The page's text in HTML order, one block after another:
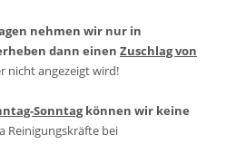
nehmen wir nur in
dann einen Zuschlag von
nicht angezeigt wird!
Sonntagkönnen wir keine
Reinigungskräfte bei